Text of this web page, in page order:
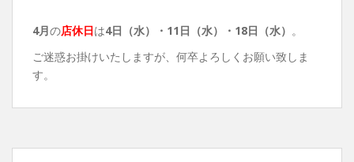
4月の店休日は4日（水）・ 11日（水）・18日（水） 。
ご迷惑お掛けいたしますが、何卒よろしくお願い致しま
す。